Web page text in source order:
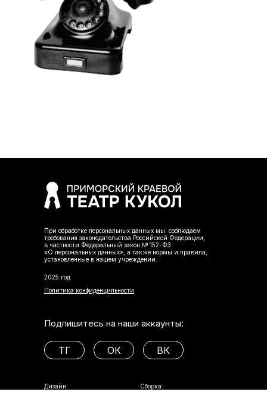
При обработке персональных данных мы соблюдаем
требования законодательства Российской Федерации,
в частности Федеральный закон № 152-ФЗ
«О персональных данных», а также нормы и правила,
установленные в нашем учреждении.
2025 год
ТГ ВК
ОК
Дизайн:
Политика конфиденцильности
Подпишитесь на наши аккаунты:
Сборка: